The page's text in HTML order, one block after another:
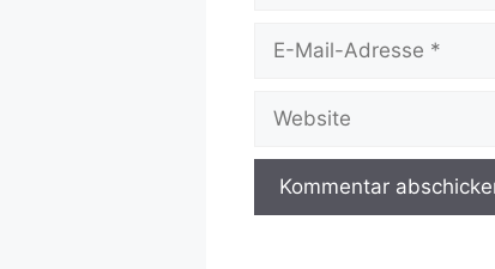
Website